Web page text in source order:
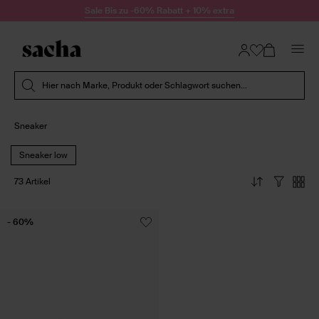
Zum Inhalt springenSale Bis zu -60% Rabatt + 10% extra
Hier nach Marke, Produkt oder Schlagwort suchen...
Sneaker
Sneaker low
73 Artikel
- 60%